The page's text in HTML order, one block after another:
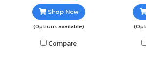
สนิม ทำความสะอาดง่าย
Shop Now
(Options available)
Compare
ทำ